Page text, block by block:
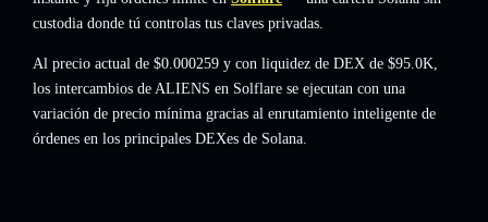
custodia donde tú controlas tus claves privadas.
Al precio actual de $0.000259 y con liquidez de DEX de $95.0K,
los intercambios de ALIENS en Solflare se ejecutan con una
variación de precio mínima gracias al enrutamiento inteligente de
órdenes en los principales DEXes de Solana.